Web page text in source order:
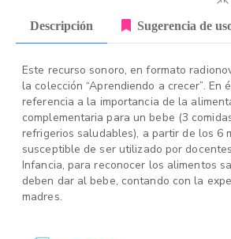
Descripción Sugerencia de
Este recurso sonoro, en formato
la colección “Aprendiendo a crecer”. En
referencia a la importancia de la
complementaria para un bebe (3
refrigerios saludables), a partir de los 6
susceptible de ser utilizado por
Infancia, para reconocer los alimentos
deben dar al bebe, contando con la
madres.